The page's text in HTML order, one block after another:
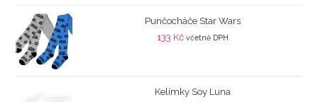
Punčocháče Star Wars
133 Kč včetně DPH
Kelímky Soy Luna